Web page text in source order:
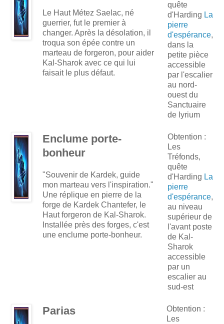
Le Haut Métez Saelac, né
guerrier, fut le premier à
changer. Après la désolation, il
troqua son épée contre un
marteau de forgeron, pour aider
Kal-Sharok avec ce qui lui
faisait le plus défaut.
quête
d'Harding La
pierre
d'espérance,
dans la
petite pièce
accessible
par l'escalier
au nord-
ouest du
Sanctuaire
de lyrium
Enclume porte-
bonheur
"Souvenir de Kardek, guide
mon marteau vers l'inspiration."
Une réplique en pierre de la
forge de Kardek Chantefer, le
Haut forgeron de Kal-Sharok.
Installée près des forges, c'est
une enclume porte-bonheur.
Obtention :
Les
Tréfonds,
quête
d'Harding La
pierre
d'espérance,
au niveau
supérieur de
l'avant poste
de Kal-
Sharok
accessible
par un
escalier au
sud-est
Parias
Obtention :
Les